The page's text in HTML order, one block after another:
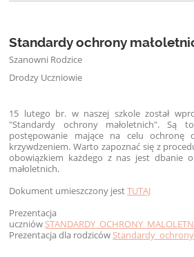
Standardy ochrony
Szanowni Rodzice
Drodzy Uczniowie
15 lutego br. w naszej szkole został
"Standardy ochrony małoletnich". Są
postępowanie mające na celu ochronę
krzywdzeniem. Warto zapoznać się z
obowiązkiem każdego z nas jest dbanie
małoletnich.
Dokument umieszczony jestTUTAJ
uczniów
Prezentacja dla rodziców